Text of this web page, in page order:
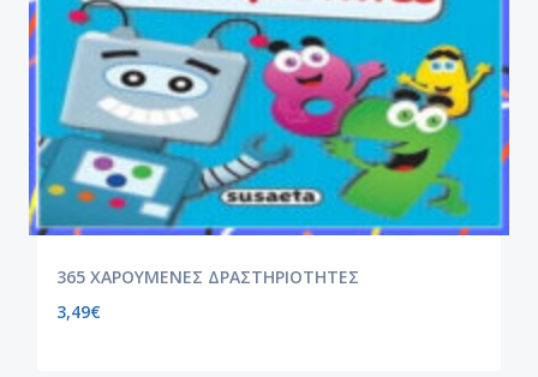
365 ΧΑΡΟΥΜΕΝΕΣ ΔΡΑΣΤΗΡΙΟΤΗΤΕΣ
3,49€